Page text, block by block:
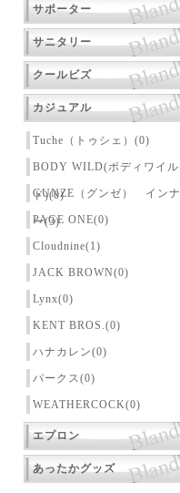
サポーター
サニタリー
クールビズ
カジュアル
Tuche（トゥシェ）(0)
BODY WILD(ボディワイル
ド)(0)
GUNZE（グンゼ） インナ
ー(3)
PAGE ONE(0)
Cloudnine(1)
JACK BROWN(0)
Lynx(0)
KENT BROS.(0)
ハナカレン(0)
パークス(0)
WEATHERCOCK(0)
エプロン
あったかグッズ